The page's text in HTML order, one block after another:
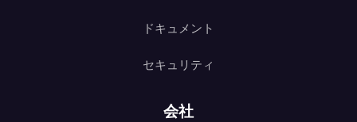
ドキュメント
セキュリティ
会社